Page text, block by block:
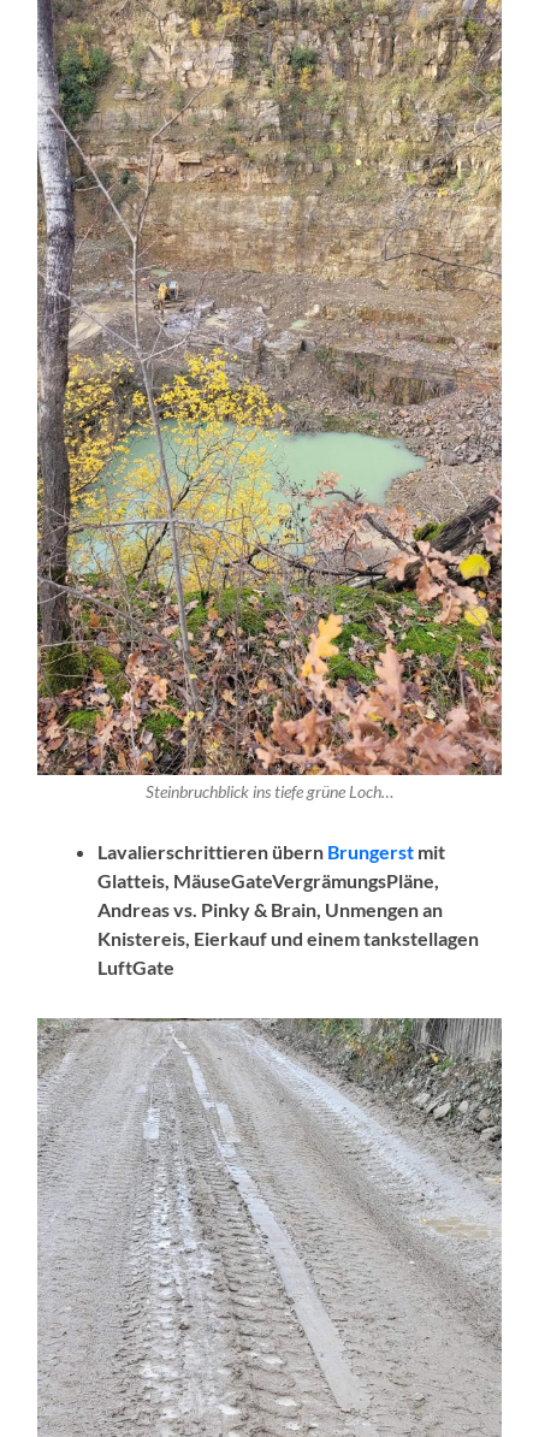
Steinbruchblick ins tiefe grüne Loch…
Lavalierschrittieren übern Brungerst mit
Glatteis, MäuseGateVergrämungsPläne,
Andreas vs. Pinky & Brain, Unmengen an
Knistereis, Eierkauf und einem tankstellagen
LuftGate